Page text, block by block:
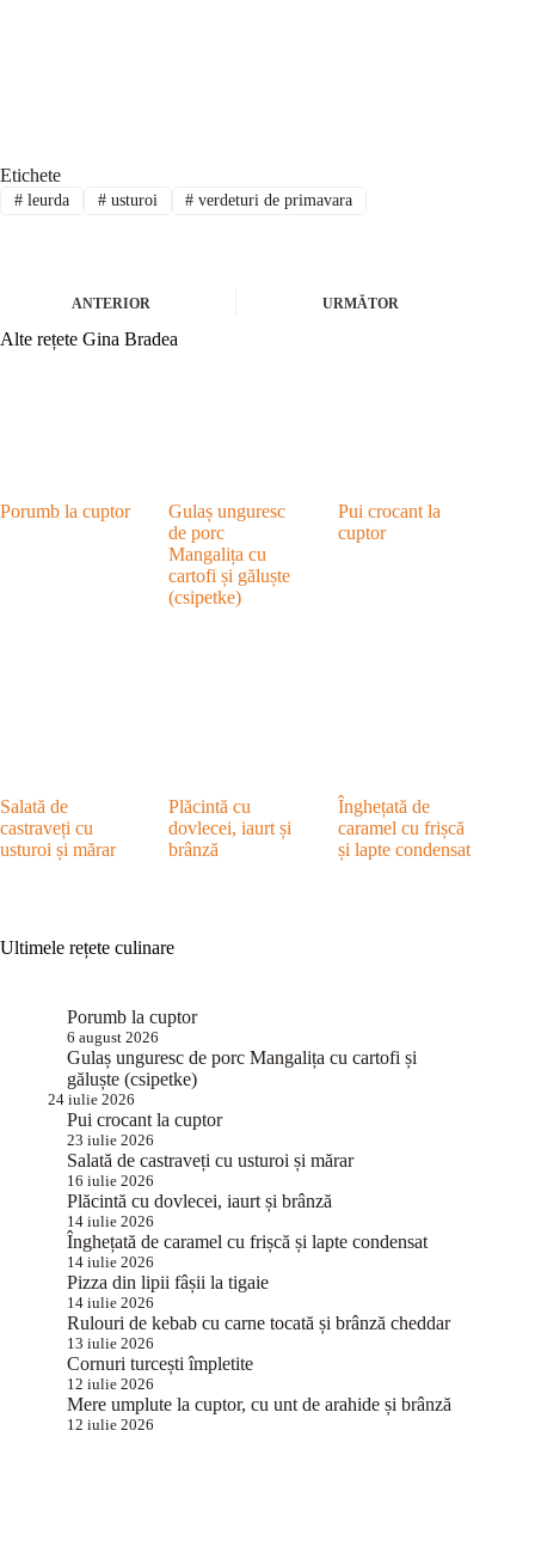
Etichete
#leurda #usturoi # verdeturi de primavara
ANTERIOR URMĂTOR
Alte rețete Gina Bradea
Porumb la cuptor
Gulaș unguresc
de porc
Mangalița cu
cartofi și găluște
(csipetke)
Pui crocant la
cuptor
Salată de
castraveți cu
usturoi și mărar
Plăcintă cu
dovlecei, iaurt și
brânză
Înghețată de
caramel cu frișcă
și lapte condensat
Ultimele rețete culinare
Porumb la cuptor
6 august 2026
Gulaș unguresc de porc Mangalița cu cartofi și
găluște (csipetke)
24 iulie 2026
Pui crocant la cuptor
23 iulie 2026
Salată de castraveți cu usturoi și mărar
16 iulie 2026
Plăcintă cu dovlecei, iaurt și brânză
14 iulie 2026
Înghețată de caramel cu frișcă și lapte condensat
14 iulie 2026
Pizza din lipii fâșii la tigaie
14 iulie 2026
Rulouri de kebab cu carne tocată și brânză cheddar
13 iulie 2026
Cornuri turcești împletite
12 iulie 2026
Mere umplute la cuptor, cu unt de arahide și brânză
12 iulie 2026